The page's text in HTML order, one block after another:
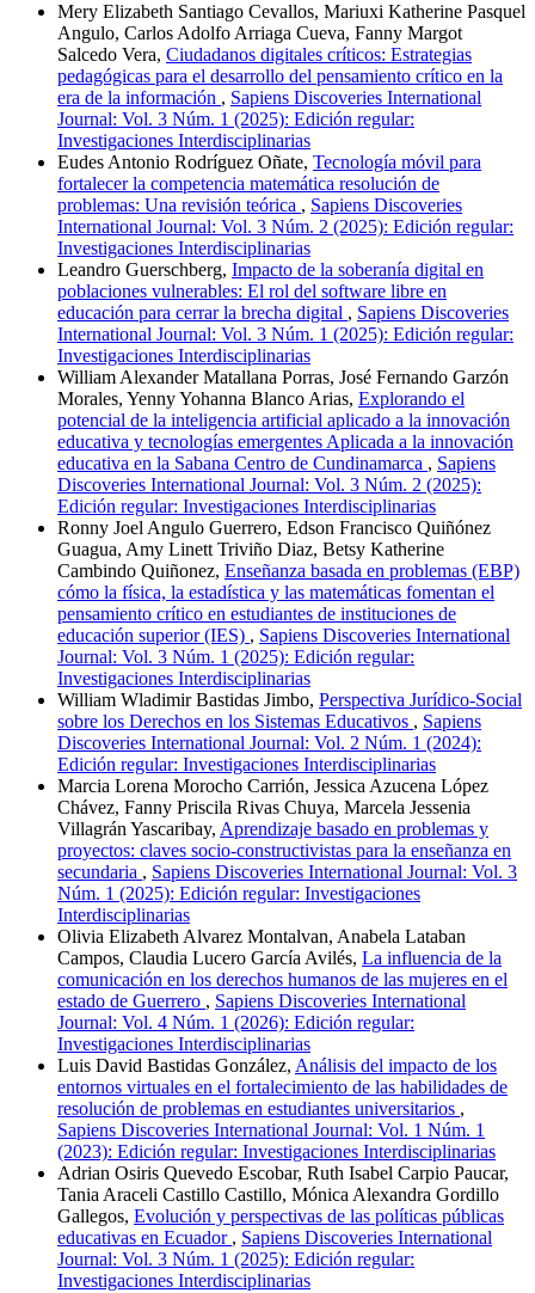
Mery Elizabeth Santiago Cevallos, Mariuxi Katherine Pasquel
Angulo, Carlos Adolfo Arriaga Cueva, Fanny Margot
Salcedo Vera, Ciudadanos digitales críticos: Estrategias
pedagógicas para el desarrollo del pensamiento crítico en la
era de la información , Sapiens Discoveries International
Journal: Vol. 3 Núm. 1 (2025): Edición regular:
Investigaciones Interdisciplinarias
Eudes Antonio Rodríguez Oñate, Tecnología móvil para
fortalecer la competencia matemática resolución de
problemas: Una revisión teórica , Sapiens Discoveries
International Journal: Vol. 3 Núm. 2 (2025): Edición regular:
Investigaciones Interdisciplinarias
Leandro Guerschberg, Impacto de la soberanía digital en
poblaciones vulnerables: El rol del software libre en
educación para cerrar la brecha digital , Sapiens Discoveries
International Journal: Vol. 3 Núm. 1 (2025): Edición regular:
Investigaciones Interdisciplinarias
William Alexander Matallana Porras, José Fernando Garzón
Morales, Yenny Yohanna Blanco Arias, Explorando el
potencial de la inteligencia artificial aplicado a la innovación
educativa y tecnologías emergentes Aplicada a la innovación
educativa en la Sabana Centro de Cundinamarca , Sapiens
Discoveries International Journal: Vol. 3 Núm. 2 (2025):
Edición regular: Investigaciones Interdisciplinarias
Ronny Joel Angulo Guerrero, Edson Francisco Quiñónez
Guagua, Amy Linett Triviño Diaz, Betsy Katherine
Cambindo Quiñonez, Enseñanza basada en problemas (EBP)
cómo la física, la estadística y las matemáticas fomentan el
pensamiento crítico en estudiantes de instituciones de
educación superior (IES) , Sapiens Discoveries International
Journal: Vol. 3 Núm. 1 (2025): Edición regular:
Investigaciones Interdisciplinarias
William Wladimir Bastidas Jimbo, Perspectiva Jurídico-Social
sobre los Derechos en los Sistemas Educativos , Sapiens
Discoveries International Journal: Vol. 2 Núm. 1 (2024):
Edición regular: Investigaciones Interdisciplinarias
Marcia Lorena Morocho Carrión, Jessica Azucena López
Chávez, Fanny Priscila Rivas Chuya, Marcela Jessenia
Villagrán Yascaribay, Aprendizaje basado en problemas y
proyectos: claves socio-constructivistas para la enseñanza en
secundaria , Sapiens Discoveries International Journal: Vol. 3
Núm. 1 (2025): Edición regular: Investigaciones
Interdisciplinarias
Olivia Elizabeth Alvarez Montalvan, Anabela Lataban
Campos, Claudia Lucero García Avilés, La influencia de la
comunicación en los derechos humanos de las mujeres en el
estado de Guerrero , Sapiens Discoveries International
Journal: Vol. 4 Núm. 1 (2026): Edición regular:
Investigaciones Interdisciplinarias
Luis David Bastidas González, Análisis del impacto de los
entornos virtuales en el fortalecimiento de las habilidades de
resolución de problemas en estudiantes universitarios ,
Sapiens Discoveries International Journal: Vol. 1 Núm. 1
(2023): Edición regular: Investigaciones Interdisciplinarias
Adrian Osiris Quevedo Escobar, Ruth Isabel Carpio Paucar,
Tania Araceli Castillo Castillo, Mónica Alexandra Gordillo
Gallegos, Evolución y perspectivas de las políticas públicas
educativas en Ecuador , Sapiens Discoveries International
Journal: Vol. 3 Núm. 1 (2025): Edición regular:
Investigaciones Interdisciplinarias